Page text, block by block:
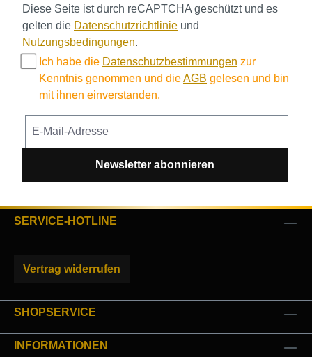
Diese Seite ist durch reCAPTCHA geschützt und es
gelten die Datenschutzrichtlinie und
Nutzungsbedingungen.
Ich habe die Datenschutzbestimmungen zur
Kenntnis genommen und dieAGB gelesen und bin
mit ihnen einverstanden.
Newsletter abonnieren
SERVICE-HOTLINE
Vertrag widerrufen
SHOPSERVICE
INFORMATIONEN